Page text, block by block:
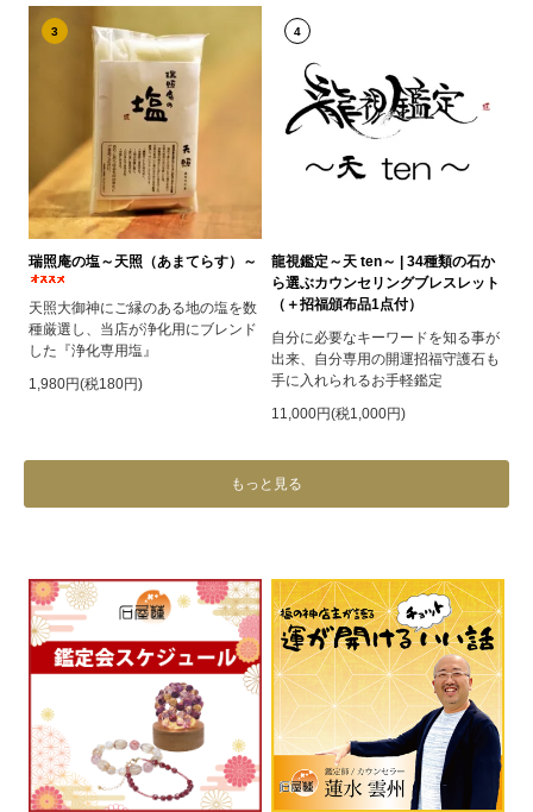
3
瑞照庵の塩～天照（あまてらす）～
天照大御神にご縁のある地の塩を数
種厳選し、当店が浄化用にブレンド
した『浄化専用塩』
1,980円(税180円)
4
龍視鑑定～天 ten～ | 34種類の石か
ら選ぶカウンセリングブレスレット
（＋招福頒布品1点付）
自分に必要なキーワードを知る事が
出来、自分専用の開運招福守護石も
手に入れられるお手軽鑑定
11,000円(税1,000円)
もっと見る